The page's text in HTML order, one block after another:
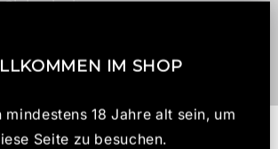
Sicherheit
IM SHOP
mindestens 18 Jahre alt sein, um
Seite zu besuchen.